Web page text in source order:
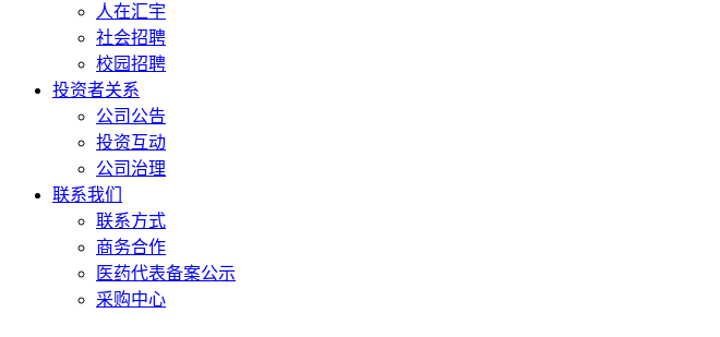
人在汇宇
社会招聘
校园招聘
投资者关系
公司公告
投资互动
公司治理
联系我们
联系方式
商务合作
医药代表备案公示
采购中心